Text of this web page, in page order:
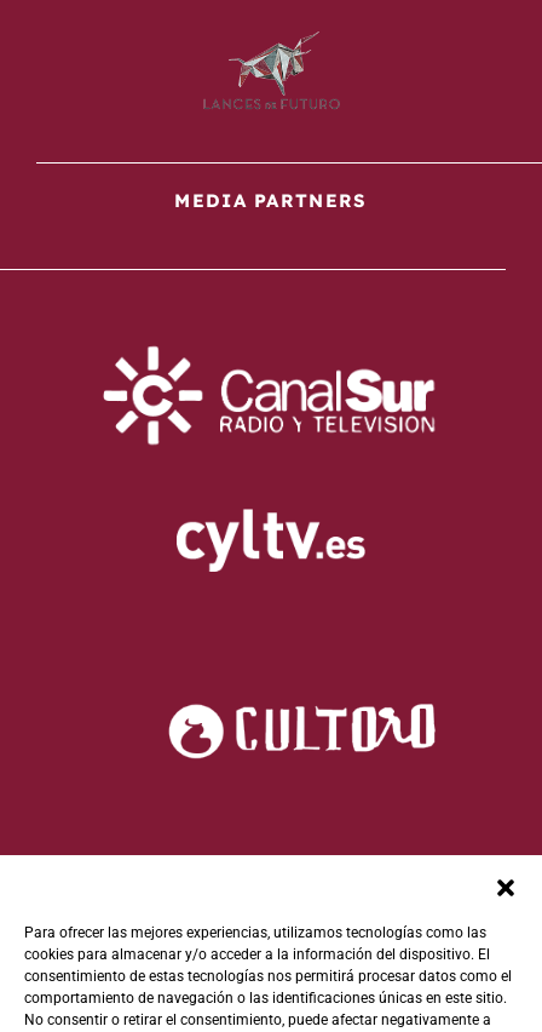
Para ofrecer las mejores experiencias, utilizamos tecnologías como las
cookies para almacenar y/o acceder a la información del dispositivo. El
consentimiento de estas tecnologías nos permitirá procesar datos como el
comportamiento de navegación o las identificaciones únicas en este sitio.
No consentir o retirar el consentimiento, puede afectar negativamente a
MEDIA PARTNERS